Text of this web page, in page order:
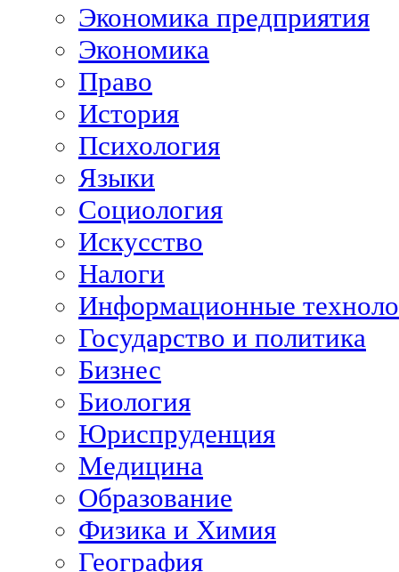
Экономика предприятия
Экономика
Право
История
Психология
Языки
Социология
Искусство
Налоги
Информационные
Государство и политика
Бизнес
Биология
Юриспруденция
Медицина
Образование
Физика и Химия
География